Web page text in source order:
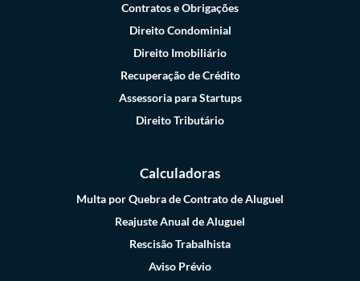
Contratos e Obrigações
Direito Condominial
Direito Imobiliário
Recuperação de Crédito
Assessoria para Startups
Direito Tributário
Calculadoras
Multa por Quebra de Contrato de Aluguel
Reajuste Anual de Aluguel
Rescisão Trabalhista
Aviso Prévio